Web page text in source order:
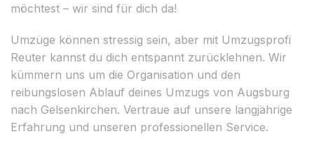
möchtest – wir sind für dich da!
Umzüge können stressig sein, aber mit Umzugsprofi
Reuter kannst du dich entspannt zurücklehnen. Wir
kümmern uns um die Organisation und den
reibungslosen Ablauf deines Umzugs von Augsburg
nach Gelsenkirchen. Vertraue auf unsere langjährige
Erfahrung und unseren professionellen Service.